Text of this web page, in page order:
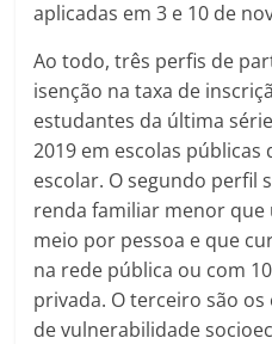
aplicadas em 3 e 10 de
Ao todo, três perfis de
isenção na taxa de
estudantes da última
2019 em escolas públicas
escolar. O segundo perfil
renda familiar menor
meio por pessoa e que
na rede pública ou com
privada. O terceiro são
de vulnerabilidade